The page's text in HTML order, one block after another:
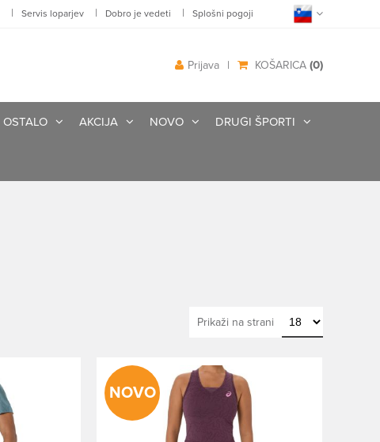
| Servis loparjev | Dobro je vedeti | Splošni pogoji
KOŠARICA (0)
|
Prijava
OSTALO AKCIJA NOVO DRUGI ŠPORTI
Prikaži na strani
NOVO